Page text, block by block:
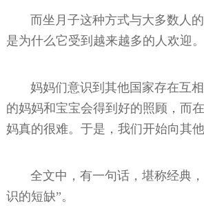
而坐月子这种方式与大多数人的
是为什么它受到越来越多的人欢迎。
妈妈们意识到其他国家存在互相
的妈妈和宝宝会得到好的照顾，而
妈真的很难。于是，我们开始向其
全文中，有一句话，堪称经典，
识的短缺”。